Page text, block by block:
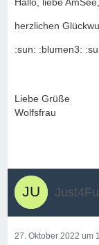
herzlichen
:sun: :blumen3:
Liebe Grüße
Wolfsfrau
27. Oktober 2022 um